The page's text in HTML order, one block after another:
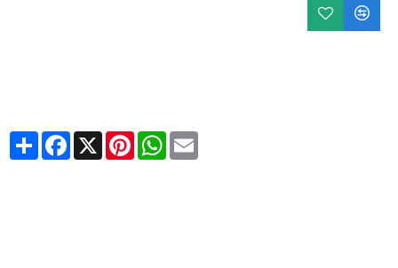
ShareFacebook
X PinterestWhatsApp
Email